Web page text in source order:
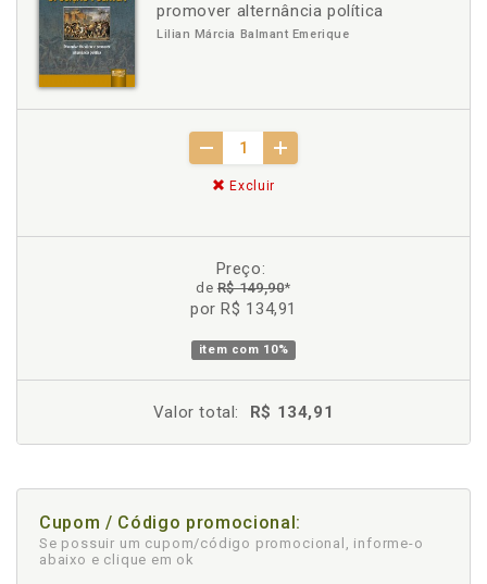
promover alternância política
Lilian Márcia Balmant Emerique
Excluir
Preço:
deR$ 149,90*
por R$ 134,91
item com 10%
Valor total: R$ 134,91
Cupom / Código promocional:
Se possuir um cupom/código promocional, informe-o
abaixo e clique em ok